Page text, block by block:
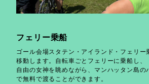
フェリー乗船
ゴール会場スタテン・アイランド・フェリー
移動します。自転車ごとフェリーに乗船し、
自由の女神を眺めながら、マンハッタン島の
で無料で渡ることができます。